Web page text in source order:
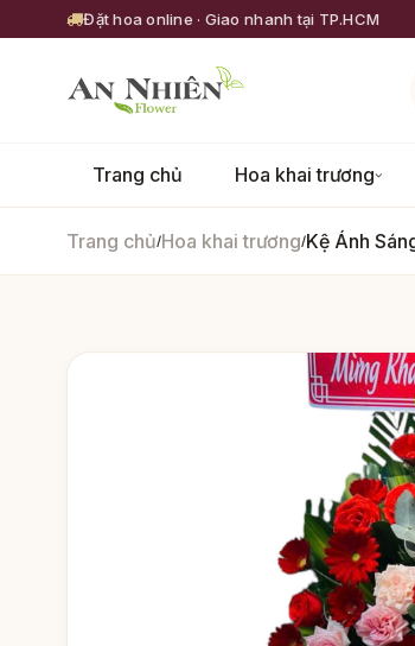
Đặt hoa online · Giao nhanh tại TP.HCM
Trang chủ Hoa khai trương
Trang chủ/Hoa khai trương/Kệ Ánh